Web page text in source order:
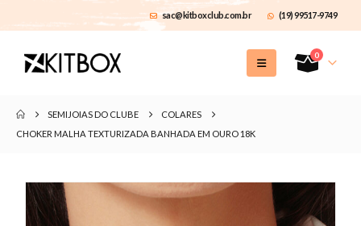
sac@kitboxclub.com.br (19) 99517-9749
0
SEMIJOIAS DO CLUBE
COLARES
CHOKER MALHA TEXTURIZADA BANHADA EM OURO 18K